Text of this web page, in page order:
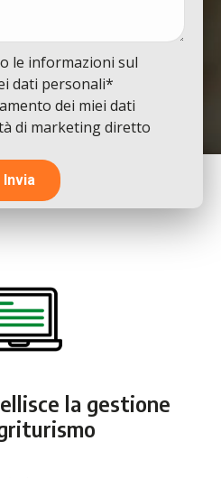
le informazioni sul
dati personali*
dei miei dati
di marketing diretto
la gestione